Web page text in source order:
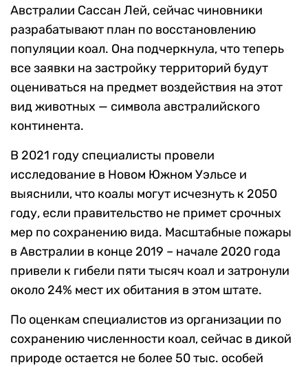
Австралии Сассан Лей, сейчас чиновники
разрабатывают план по восстановлению
популяции коал. Она подчеркнула, что теперь
все заявки на застройку территорий будут
оцениваться на предмет воздействия на этот
вид животных — символа австралийского
континента.
В 2021 году специалисты провели
исследование в Новом Южном Уэльсе и
выяснили, что коалы могут исчезнуть к 2050
году, если правительство не примет срочных
мер по сохранению вида. Масштабные пожары
в Австралии в конце 2019 – начале 2020 года
привели к гибели пяти тысяч коал и затронули
около 24% мест их обитания в этом штате.
По оценкам специалистов из организации по
сохранению численности коал, сейчас в дикой
природе остается не более 50 тыс. особей